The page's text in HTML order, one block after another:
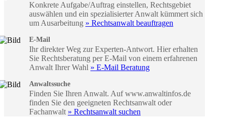
Konkrete Aufgabe/Auftrag einstellen, Rechtsgebiet
auswählen und ein spezialisierter Anwalt kümmert sich
um Ausarbeitung » Rechtsanwalt beauftragen
E-Mail
Ihr direkter Weg zur Experten-Antwort. Hier erhalten
Sie Rechtsberatung per E-Mail von einem erfahrenen
Anwalt Ihrer Wahl » E-Mail Beratung
Anwaltssuche
Finden Sie Ihren Anwalt. Auf www.anwaltinfos.de
finden Sie den geeigneten Rechtsanwalt oder
Fachanwalt » Rechtsanwalt suchen